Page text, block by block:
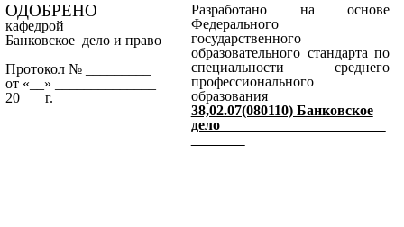
ОДОБРЕНО
кафедрой
Банковское дело и право
Протокол № _________
от «__» ______________
20___ г.
Разработано на основе
Федерального
государственного
образовательного стандарта по
специальности среднего
профессионального
образования
38,02.07(080110) Банковское
дело